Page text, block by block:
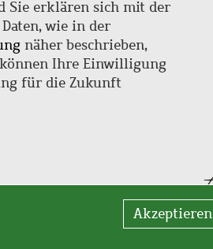
Sie erklären sich mit der
wie in der
näher beschrieben,
Ihre Einwilligung
für die Zukunft
Akzeptieren